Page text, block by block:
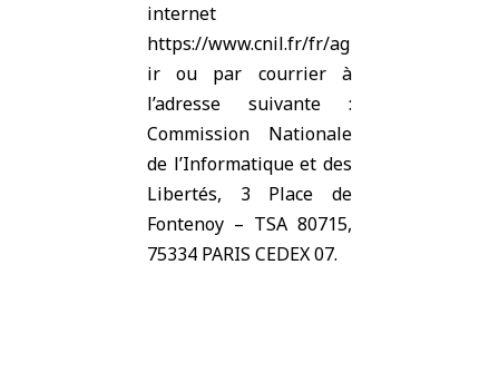
internet
https://www.cnil.fr/fr/ag
ir ou par courrier à
l’adresse suivante :
Commission Nationale
de l’Informatique et des
Libertés, 3 Place de
Fontenoy – TSA 80715,
75334 PARIS CEDEX 07.